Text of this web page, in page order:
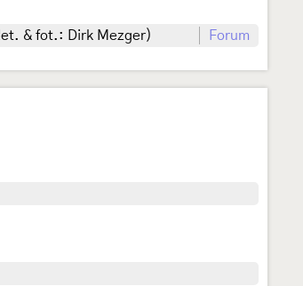
& fot.: Dirk Mezger) Forum